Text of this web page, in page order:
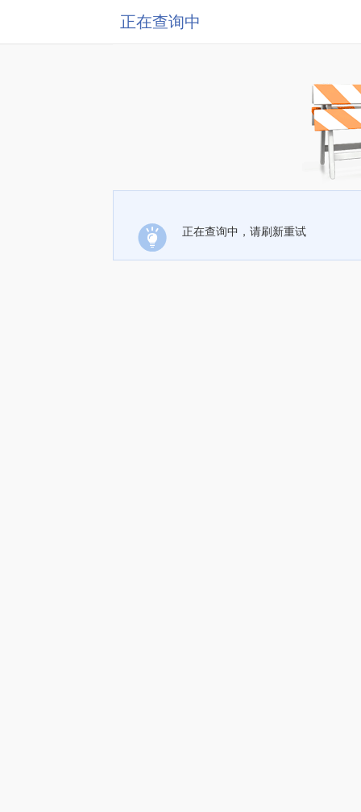
正在查询中
正在查询中，请刷新重试